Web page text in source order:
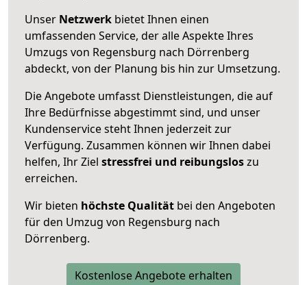
Unser Netzwerk bietet Ihnen einen
umfassenden Service, der alle Aspekte Ihres
Umzugs von Regensburg nach Dörrenberg
abdeckt, von der Planung bis hin zur Umsetzung.
Die Angebote umfasst Dienstleistungen, die auf
Ihre Bedürfnisse abgestimmt sind, und unser
Kundenservice steht Ihnen jederzeit zur
Verfügung. Zusammen können wir Ihnen dabei
helfen, Ihr Ziel stressfrei und reibungsloszu
erreichen.
Wir bieten höchste Qualität bei den Angeboten
für den Umzug von Regensburg nach
Dörrenberg.
Kostenlose Angebote erhalten